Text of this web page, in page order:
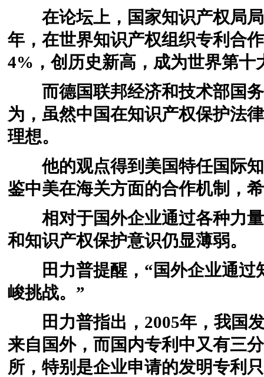
在论坛上，国家知识产权局局
年，在世界知识产权组织专利合
4%，创历史新高，成为世界第
而德国联邦经济和技术部国务
为，虽然中国在知识产权保护法
理想。
他的观点得到美国特任国际知
鉴中美在海关方面的合作机制，
相对于国外企业通过各种力量
和知识产权保护意识仍显薄弱。
田力普提醒，“国外企业通过
峻挑战。”
田力普指出，2005年，我国发
来自国外，而国内专利中又有三
所，特别是企业申请的发明专利